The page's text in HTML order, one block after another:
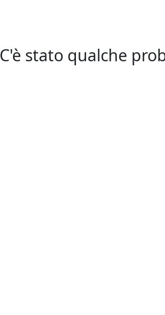
C'è stato qualche